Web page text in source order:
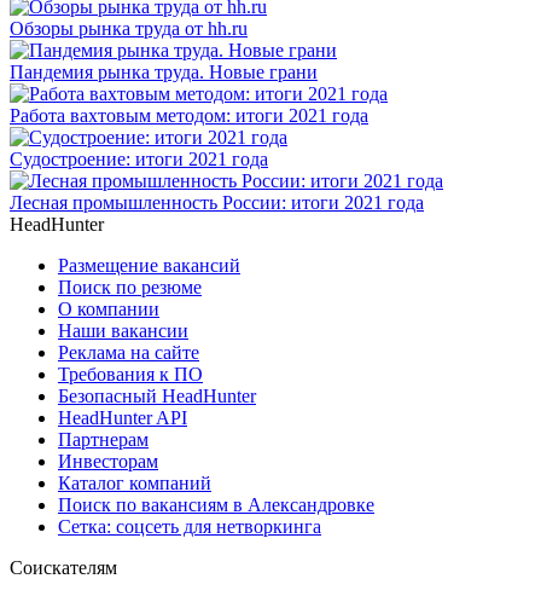
Обзоры рынка труда от hh.ru
Пандемия рынка труда. Новые грани
Работа вахтовым методом: итоги 2021 года
Судостроение: итоги 2021 года
Лесная промышленность России: итоги 2021 года
HeadHunter
Размещение вакансий
Поиск по резюме
О компании
Наши вакансии
Реклама на сайте
Требования к ПО
Безопасный HeadHunter
HeadHunter API
Партнерам
Инвесторам
Каталог компаний
Поиск по вакансиям в Александровке
Сетка: соцсеть для нетворкинга
Соискателям